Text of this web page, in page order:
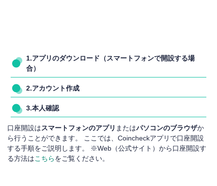
1.アプリのダウンロード（スマートフォンで開設する場
合）
2.アカウント作成
3.本人確認
口座開設はスマートフォンのアプリ またはパソコンのブラウザか
ら行うことができます。 ここでは、Coincheckアプリで口座開設
する手順をご説明します。 ※Web（公式サイト）から口座開設す
る方法はこちらをご覧ください。